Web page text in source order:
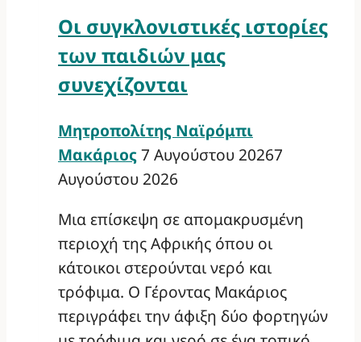
Οι συγκλονιστικές ιστορίες
των παιδιών μας
συνεχίζονται
Μητροπολίτης Ναϊρόμπι
Μακάριος7 Αυγούστου 20267
Αυγούστου 2026
Μια επίσκεψη σε απομακρυσμένη
περιοχή της Αφρικής όπου οι
κάτοικοι στερούνται νερό και
τρόφιμα. Ο Γέροντας Μακάριος
περιγράφει την άφιξη δύο φορτηγών